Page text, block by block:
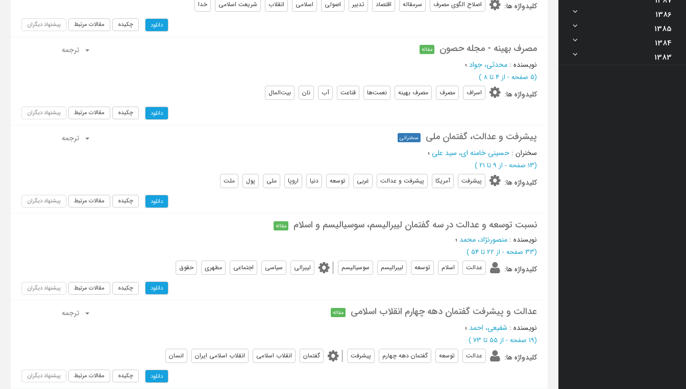
1386
1385
1384
1383
کلیدواژه ها: اصلاح الگوی مصرف سرمقاله اقتصاد تدبیر اصولی اسلامی انقلاب شریعت اسلامی خدا
دانلود چکیده مقالات مرتبط پیشنهاد دیگران
مصرف بهینه - مجله حصون مقاله
ترجمه
نویسنده : محدثی، جواد؛
(‎5 صفحه - از 4 تا 8 )
کلیدواژه ها: اسراف مصرف مصرف بهینه نعمت‌ها قناعت آب نان بیت‌المال
دانلود چکیده مقالات مرتبط پیشنهاد دیگران
پیشرفت و عدالت، گفتمان ملی سخنرانی
ترجمه
سخنران : حسینی خامنه ای، سید علی ؛
(‎13 صفحه - از 9 تا 21 )
کلیدواژه ها: پیشرفت آمریکا پیشرفت و عدالت غربی توسعه دنیا اروپا ملی پول ملت
دانلود چکیده مقالات مرتبط پیشنهاد دیگران
نسبت توسعه و عدالت در سه گفتمان لیبرالیسم، سوسیالیسم و اسلام مقاله
نویسنده : منصورنژاد، محمد ؛
(‎33 صفحه - از 22 تا 54 )
کلیدواژه ها: عدالت اسلام توسعه ليبراليسم سوسياليسم لیبرالی سیاسی اجتماعی مطهری حقوق
دانلود چکیده مقالات مرتبط پیشنهاد دیگران
عدالت و پیشرفت گفتمان دهه چهارم انقلاب اسلامی مقاله
ترجمه
نویسنده : شفیعی، احمد ؛
(‎19 صفحه - از 55 تا 73 )
کلیدواژه ها: عدالت توسعه گفتمان دهه چهارم پيشرفت گفتمان انقلاب اسلامی انقلاب اسلامی ایران انسان
دانلود چکیده مقالات مرتبط پیشنهاد دیگران